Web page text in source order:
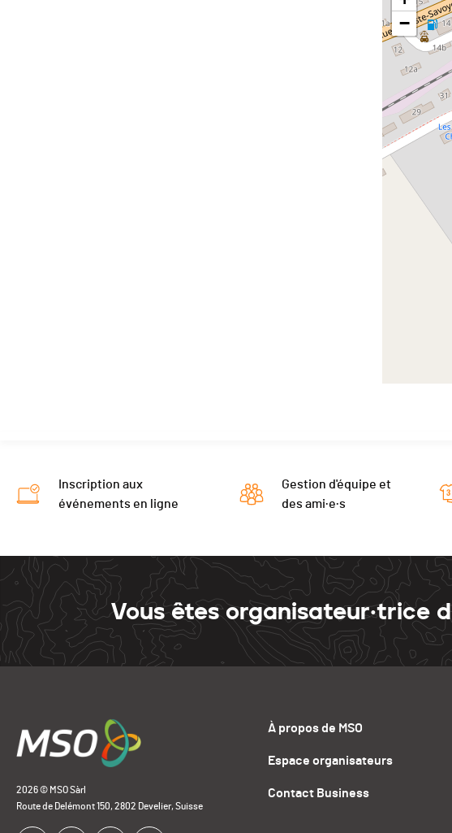
−
Inscription aux
événements en ligne
Gestion d'équipe et
des ami·e·s
Vous êtes organisateur·trice
2026 © MSO Sàrl
Route de Delémont 150, 2802 Develier, Suisse
À propos de MSO
Espace organisateurs
Contact Business